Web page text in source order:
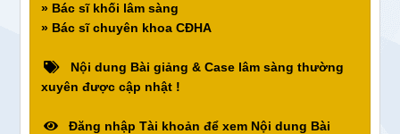
» Bác sĩ khối lâm sàng
» Bác sĩ chuyên khoa CĐHA
Nội dung Bài giảng & Case lâm sàng thường
xuyên được cập nhật !
Đăng nhập Tài khoản để xem Nội dung Bài